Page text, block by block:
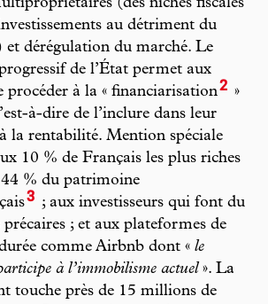
au détriment du
et dérégulation du marché. Le
de l’État permet aux
procéder à la « financiarisation2 »
à-dire de l’inclure dans leur
la rentabilité. Mention spéciale
10 % de Français les plus riches
% du patrimoine
3 ; aux investisseurs qui font du
précaires ; et aux plateformes de
comme Airbnb dont « le
à l’immobilisme actuel». La
touche près de 15 millions de